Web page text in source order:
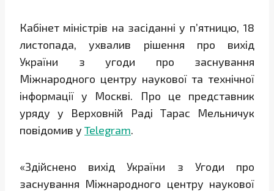
Кабінет міністрів на засіданні у п’ятницю, 18
листопада, ухвалив рішення про вихід
України з угоди про заснування
Міжнародного центру наукової та технічної
інформації у Москві. Про це представник
уряду у Верховній Раді Тарас Мельничук
повідомив у Telegram.
«Здійснено вихід України з Угоди про
заснування Міжнародного центру наукової